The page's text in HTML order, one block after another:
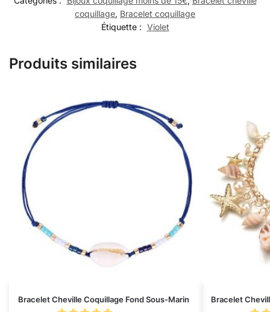
coquillage, Bracelet coquillage
Étiquette : Violet
Produits similaires
Bracelet Cheville Coquillage Fond Sous-Marin Bracelet